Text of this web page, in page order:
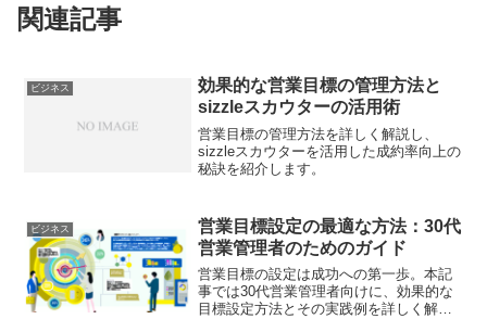
関連記事
ビジネス
効果的な営業目標の管理方法と
sizzleスカウターの活用術
営業目標の管理方法を詳しく解説し、
sizzleスカウターを活用した成約率向上の
秘訣を紹介します。
ビジネス
営業目標設定の最適な方法：30代
営業管理者のためのガイド
営業目標の設定は成功への第一歩。本記
事では30代営業管理者向けに、効果的な
目標設定方法とその実践例を詳しく解説